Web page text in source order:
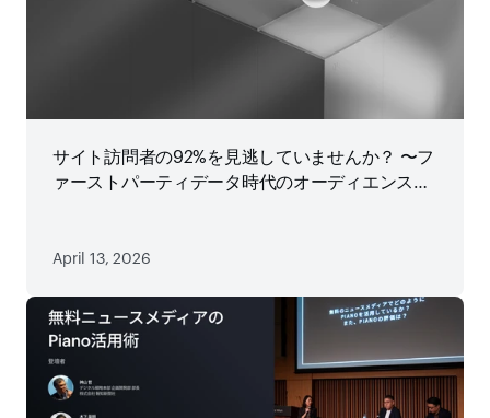
サイト訪問者の92%を見逃していませんか？ 〜フ
ァーストパーティデータ時代のオーディエンス戦
April 13, 2026